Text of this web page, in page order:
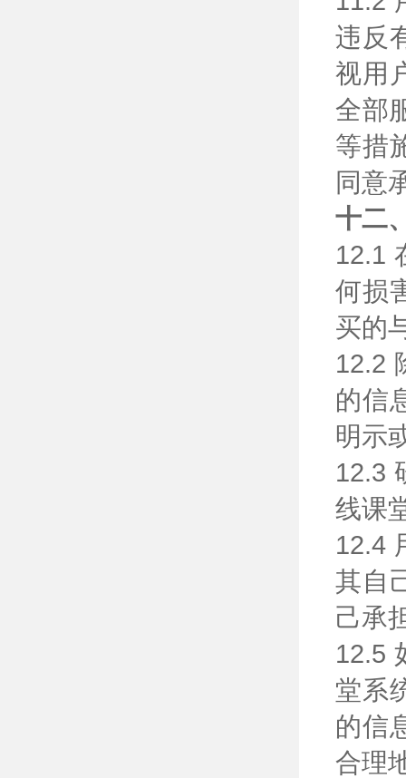
违反
视用
全部
等措
同意
十二
12.1
何损
买的
12.2
的信
明示
12.3
线课
12.4
其自
己承
12.5
堂系
的信
合理